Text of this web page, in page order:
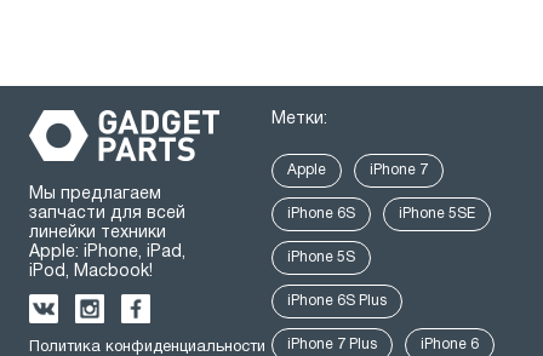
Мы предлагаем
запчасти для всей
линейки техники
Apple: iPhone, iPad,
iPod, Macbook!
Политика конфиденциальности
Метки:
Apple iPhone 7
iPhone 6S iPhone 5SE
iPhone 5S
iPhone 6S Plus
iPhone 7 Plus iPhone 6